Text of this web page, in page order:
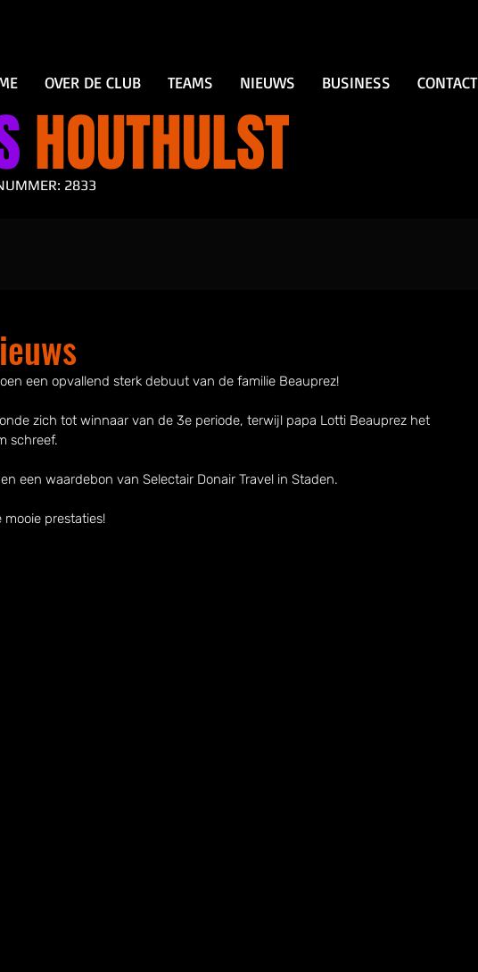
HOUTHULST
2833
OVER DE CLUB TEAMS NIEUWS BUSINESS CONTACT
een opvallend sterk debuut van de familie Beauprez!
zich tot winnaar van de 3e periode, terwijl papa Lotti Beauprez het
schreef.
een waardebon van Selectair Donair Travel in Staden.
prestaties!